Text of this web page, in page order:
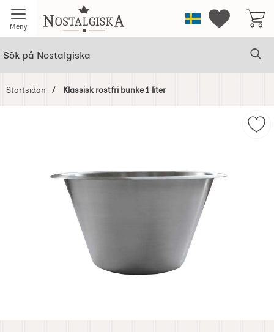
Meny Startsidan för NostalgiskaSverigeMina
Startsidan Klassisk rostfri bunke 1 liter